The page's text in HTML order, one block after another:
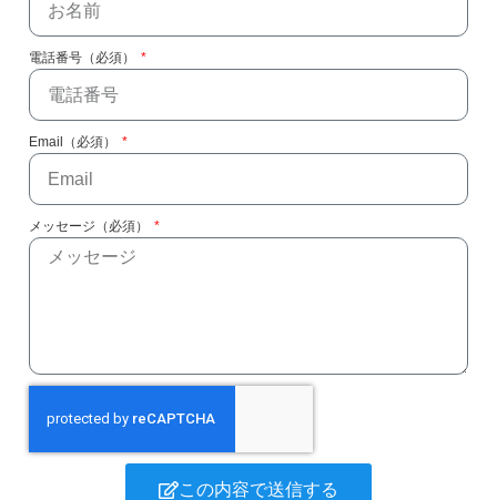
電話番号（必須）
Email（必須）
メッセージ（必須）
この内容で送信する